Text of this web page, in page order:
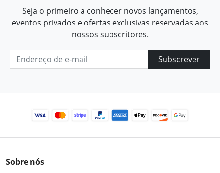
Seja o primeiro a conhecer novos lançamentos,
eventos privados e ofertas exclusivas reservadas aos
nossos subscritores.
Subscrever
Sobre nós